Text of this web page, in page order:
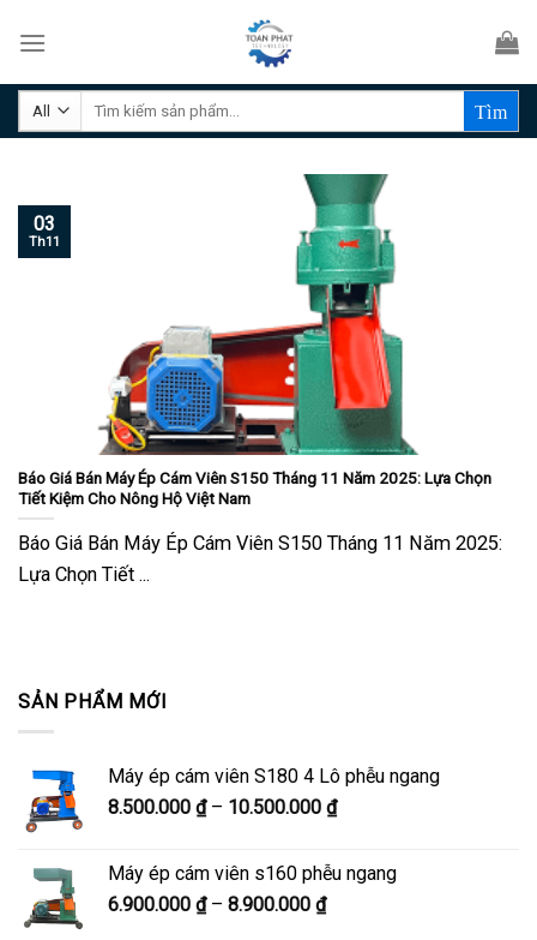
Tìm
SẢN PHẨM MỚI
Máy ép cám viên S180 4 Lô phễu ngang
8.500.000 ₫ – 10.500.000 ₫Khoảng
8.500.000 ₫
Máy ép cám viên s160 phễu ngang
6.900.000 ₫ – 8.900.000 ₫Khoảng
Báo Giá Bán Máy Ép Cám Viên S150 Tháng 11 Năm 2025: Lựa Chọn
Tiết Kiệm Cho Nông Hộ Việt Nam
Báo Giá Bán Máy Ép Cám Viên S150 Tháng 11 Năm 2025:
Lựa Chọn Tiết ...
03
Th11